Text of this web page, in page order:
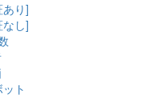
り]
し]
ト